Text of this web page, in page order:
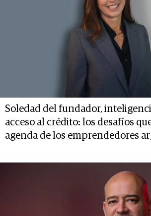
Soledad del fundador,
acceso al crédito: los desafíos
agenda de los emprendedores